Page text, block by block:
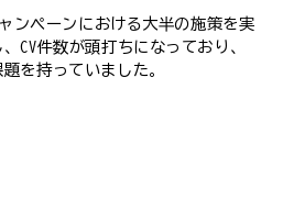
ンペーンにおける大半の施策を実
CV件数が頭打ちになっており、
を持っていました。